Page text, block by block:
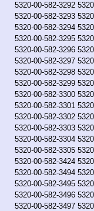
5320-00-582-3292
5320-00-582-3293
5320-00-582-3294
5320-00-582-3295
5320-00-582-3296
5320-00-582-3297
5320-00-582-3298
5320-00-582-3299
5320-00-582-3300
5320-00-582-3301
5320-00-582-3302
5320-00-582-3303
5320-00-582-3304
5320-00-582-3305
5320-00-582-3424
5320-00-582-3494
5320-00-582-3495
5320-00-582-3496
5320-00-582-3497